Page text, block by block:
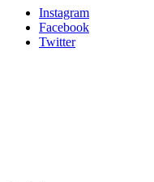
Instagram
Facebook
Twitter